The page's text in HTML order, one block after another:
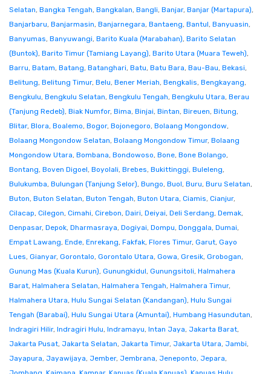
Selatan, Bangka Tengah, Bangkalan, Bangli, Banjar, Banjar (Martapura),
Banjarbaru, Banjarmasin, Banjarnegara, Bantaeng, Bantul, Banyuasin,
Banyumas, Banyuwangi, Barito Kuala (Marabahan), Barito Selatan
(Buntok), Barito Timur (Tamiang Layang), Barito Utara (Muara Teweh),
Barru, Batam, Batang, Batanghari, Batu, Batu Bara, Bau-Bau, Bekasi,
Belitung, Belitung Timur, Belu, Bener Meriah, Bengkalis, Bengkayang,
Bengkulu, Bengkulu Selatan, Bengkulu Tengah, Bengkulu Utara, Berau
(Tanjung Redeb), Biak Numfor, Bima, Binjai, Bintan, Bireuen, Bitung,
Blitar, Blora, Boalemo, Bogor, Bojonegoro, Bolaang Mongondow,
Bolaang Mongondow Selatan, Bolaang Mongondow Timur, Bolaang
Mongondow Utara, Bombana, Bondowoso, Bone, Bone Bolango,
Bontang, Boven Digoel, Boyolali, Brebes, Bukittinggi, Buleleng,
Bulukumba, Bulungan (Tanjung Selor), Bungo, Buol, Buru, Buru Selatan,
Buton, Buton Selatan, Buton Tengah, Buton Utara, Ciamis, Cianjur,
Cilacap, Cilegon, Cimahi, Cirebon, Dairi, Deiyai, Deli Serdang, Demak,
Denpasar, Depok, Dharmasraya, Dogiyai, Dompu, Donggala, Dumai,
Empat Lawang, Ende, Enrekang, Fakfak, Flores Timur, Garut, Gayo
Lues, Gianyar, Gorontalo, Gorontalo Utara, Gowa, Gresik, Grobogan,
Gunung Mas (Kuala Kurun), Gunungkidul, Gunungsitoli, Halmahera
Barat, Halmahera Selatan, Halmahera Tengah, Halmahera Timur,
Halmahera Utara, Hulu Sungai Selatan (Kandangan), Hulu Sungai
Tengah (Barabai), Hulu Sungai Utara (Amuntai), Humbang Hasundutan,
Indragiri Hilir, Indragiri Hulu, Indramayu, Intan Jaya, Jakarta Barat,
Jakarta Pusat, Jakarta Selatan, Jakarta Timur, Jakarta Utara, Jambi,
Jayapura, Jayawijaya, Jember, Jembrana, Jeneponto, Jepara,